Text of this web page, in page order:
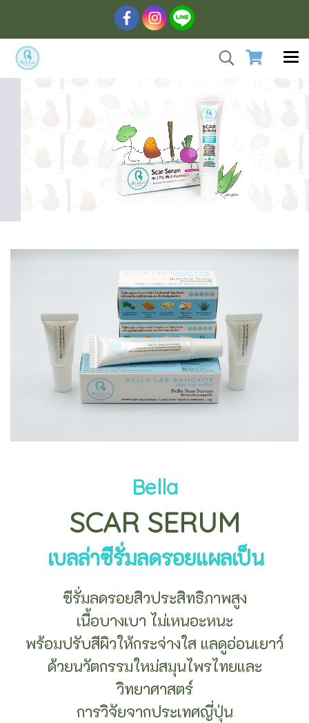
Bella
SCAR SERUM
เบลล่าซีรั่มลดรอยแผลเป็น
ซีรั่มลดรอยสิวประสิทธิภาพสูง
เนื้อบางเบา ไม่เหนอะหนะ
พร้อมปรับสีผิวให้กระจ่างใส แลดูอ่อนเยาว์
ด้วยนวัตกรรมใหม่สมุนไพรไทยและ
วิทยาศาสตร์
การวิจัยจากประเทศญี่ปุ่น